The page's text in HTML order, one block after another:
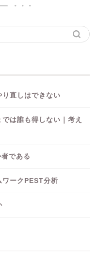
り直しはできない
は誰も得しない｜考え
である
ワークPEST分析
Home